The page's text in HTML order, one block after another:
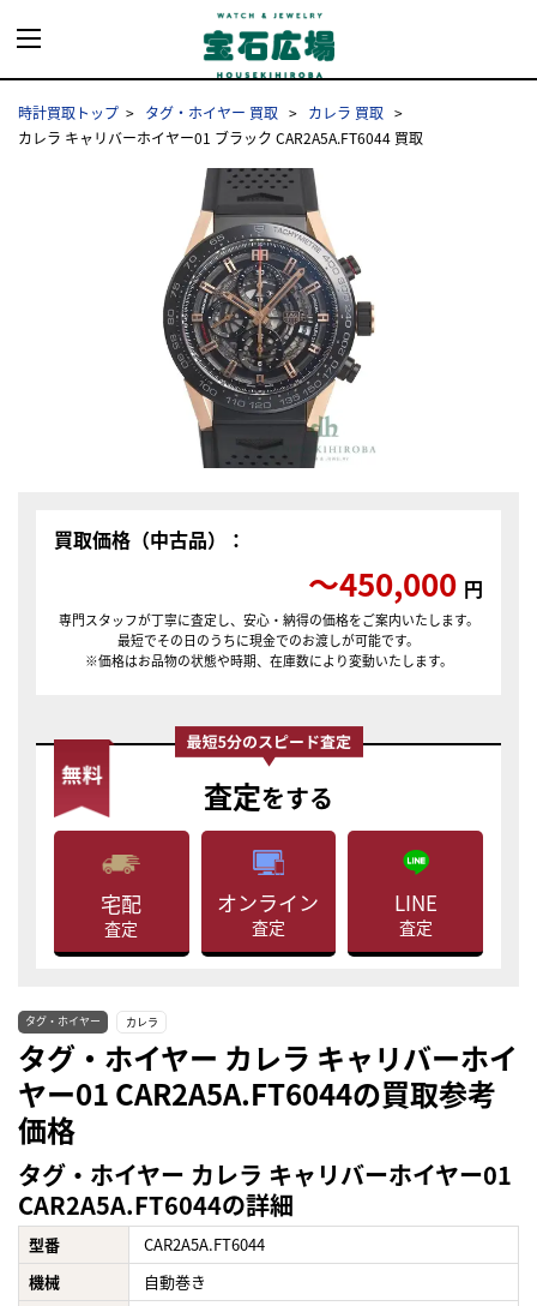
時計買取トップ タグ・ホイヤー 買取
カレラ 買取
カレラ キャリバーホイヤー01 ブラック CAR2A5A.FT6044 買取
買取価格（中古品）：
〜450,000 円
専門スタッフが丁寧に査定し、安心・納得の価格をご案内いたします。
最短でその日のうちに現金でのお渡しが可能です。
※価格はお品物の状態や時期、在庫数により変動いたします。
査定をする
宅配
査定
オンライン
査定
LINE
査定
タグ・ホイヤー カレラ
タグ・ホイヤー カレラ キャリバーホイ
ヤー01 CAR2A5A.FT6044の買取参考
価格
タグ・ホイヤー カレラ キャリバーホイヤー01
CAR2A5A.FT6044の詳細
型番
CAR2A5A.FT6044
機械
自動巻き